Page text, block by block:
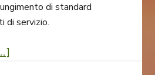
di standard
di servizio.